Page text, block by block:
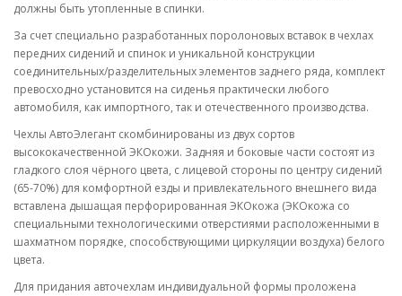
должны быть утопленные в спинки.
За счет специально разработанных поролоновых вставок в чехлах
передних сидений и спинок и уникальной конструкции
соединительных/разделительных элементов заднего ряда, комплект
превосходно установится на сиденья практически любого
автомобиля, как импортного, так и отечественного производства.
Чехлы АвтоЭлегант скомбинированы из двух сортов
высококачественной ЭКОкожи. Задняя и боковые части состоят из
гладкого слоя чёрного цвета, с лицевой стороны по центру сидений
(65-70%) для комфортной езды и привлекательного внешнего вида
вставлена дышащая перфорированная ЭКОкожа (ЭКОкожа со
специальными технологическими отверстиями расположенными в
шахматном порядке, способствующими циркуляции воздуха) белого
цвета.
Для придания авточехлам индивидуальной формы проложена